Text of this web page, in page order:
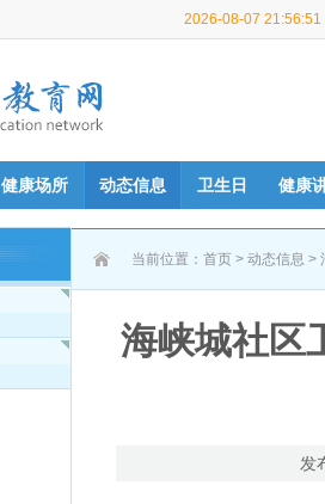
2026-08-07 21:56:52
健康场所 动态信息 卫生日 健康
当前位置： 首页 > 动态信息 >
海峡城社区
发